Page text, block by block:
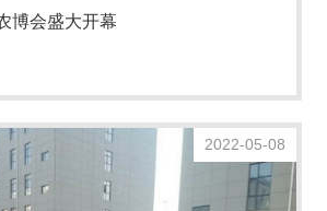
博会盛大开幕
2022-05-08